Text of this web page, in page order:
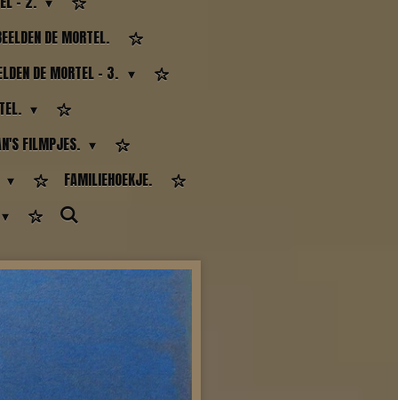
DE MORTEL.
DE MORTEL - 3.
FILMPJES.
FAMILIEHOEKJE.